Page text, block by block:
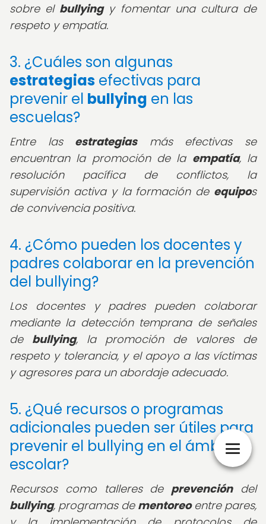
sobre el bullyingy fomentar una cultura de
respeto y empatía.
3. ¿Cuáles son algunas
estrategias efectivas para
prevenir el bullying en las
escuelas?
Entre las estrategiasmás efectivas se
encuentran la promoción de la empatía, la
resolución pacífica de conflictos, la
supervisión activa y la formación de equipos
de convivencia positiva.
4. ¿Cómo pueden los docentes y
padres colaborar en la prevención
del bullying?
Los docentes y padres pueden colaborar
mediante la detección temprana de señales
de bullying, la promoción de valores de
respeto y tolerancia, y el apoyo a las víctimas
y agresores para un abordaje adecuado.
5. ¿Qué recursos o programas
adicionales pueden ser útiles para
prevenir el bullying en el ámbito
escolar?
Recursos como talleres de prevencióndel
bullying, programas de mentoreoentre pares,